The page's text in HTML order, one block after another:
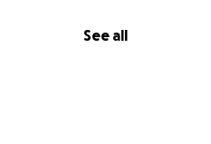
See all